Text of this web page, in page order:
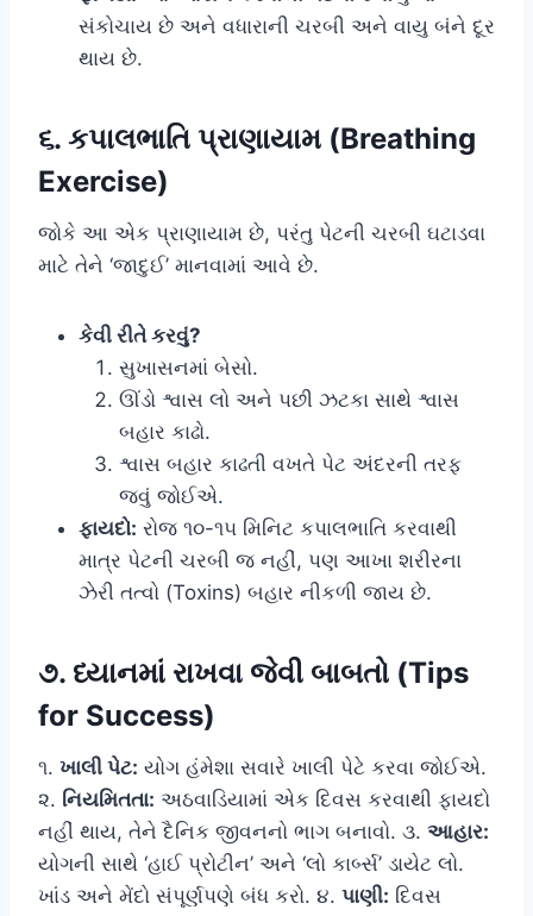
સંકોચાય છે અને વધારાની ચરબી અને વાયુ બંને દૂર
થાય છે.
૬. કપાલભાતિ પ્રાણાયામ (Breathing
Exercise)
જોકે આ એક પ્રાણાયામ છે, પરંતુ પેટની ચરબી ઘટાડવા
માટે તેને ‘જાદુઈ’ માનવામાં આવે છે.
કેવી રીતે કરવું?
સુખાસનમાં બેસો.
ઊંડો શ્વાસ લો અને પછી ઝટકા સાથે શ્વાસ
બહાર કાઢો.
શ્વાસ બહાર કાઢતી વખતે પેટ અંદરની તરફ
જવું જોઈએ.
ફાયદો: રોજ ૧૦-૧૫ મિનિટ કપાલભાતિ કરવાથી
માત્ર પેટની ચરબી જ નહીં, પણ આખા શરીરના
ઝેરી તત્વો (Toxins) બહાર નીકળી જાય છે.
૭. ધ્યાનમાં રાખવા જેવી બાબતો (Tips
for Success)
૧. ખાલી પેટ: યોગ હંમેશા સવારે ખાલી પેટે કરવા જોઈએ.
૨. નિયમિતતા: અઠવાડિયામાં એક દિવસ કરવાથી ફાયદો
નહીં થાય, તેને દૈનિક જીવનનો ભાગ બનાવો. ૩. આહાર:
યોગની સાથે ‘હાઈ પ્રોટીન’ અને ‘લો કાર્બ્સ’ ડાયેટ લો.
ખાંડ અને મેંદો સંપૂર્ણપણે બંધ કરો. ૪. પાણી: દિવસ